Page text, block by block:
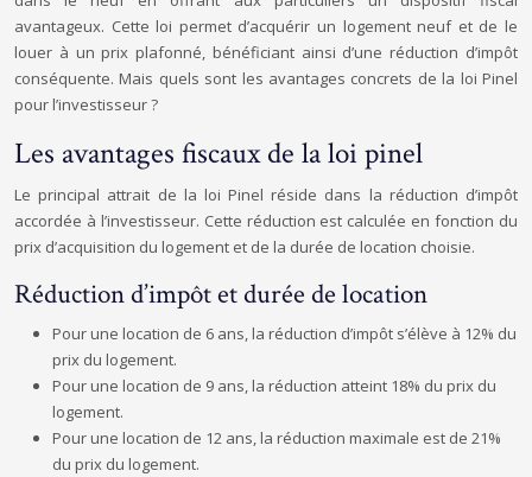
avantageux. Cette loi permet d’acquérir un logement neuf et de le
louer à un prix plafonné, bénéficiant ainsi d’une réduction d’impôt
conséquente. Mais quels sont les avantages concrets de la loi Pinel
pour l’investisseur ?
Les avantages fiscaux de la loi pinel
Le principal attrait de la loi Pinel réside dans la réduction d’impôt
accordée à l’investisseur. Cette réduction est calculée en fonction du
prix d’acquisition du logement et de la durée de location choisie.
Réduction d’impôt et durée de location
Pour une location de 6 ans, la réduction d’impôt s’élève à 12% du
prix du logement.
Pour une location de 9 ans, la réduction atteint 18% du prix du
logement.
Pour une location de 12 ans, la réduction maximale est de 21%
du prix du logement.